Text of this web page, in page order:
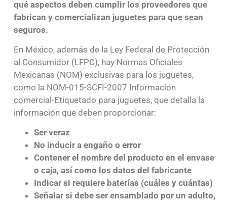
qué aspectos deben cumplir los proveedores que
fabrican y comercializan juguetes para que sean
seguros.
En México, además de la Ley Federal de Protección
al Consumidor (LFPC), hay Normas Oficiales
Mexicanas (NOM) exclusivas para los juguetes,
como la NOM-015-SCFI-2007 Información
comercial-Etiquetado para juguetes, que detalla la
información que deben proporcionar:
Ser veraz
No inducir a engaño o error
Contener el nombre del producto en el envase
o caja, así como los datos del fabricante
Indicar si requiere baterías (cuáles y cuántas)
Señalar si debe ser ensamblado por un adulto,